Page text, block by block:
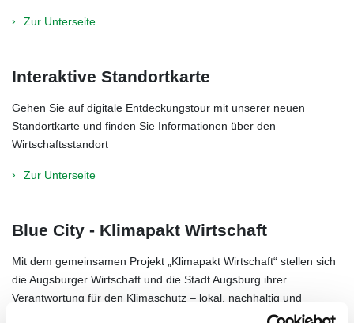
Zur Unterseite
Interaktive Standortkarte
Gehen Sie auf digitale Entdeckungstour mit unserer neuen
Standortkarte und finden Sie Informationen über den
Wirtschaftsstandort
Zur Unterseite
Blue City - Klimapakt Wirtschaft
Mit dem gemeinsamen Projekt „Klimapakt Wirtschaft“ stellen sich
die Augsburger Wirtschaft und die Stadt Augsburg ihrer
Verantwortung für den Klimaschutz – lokal, nachhaltig und